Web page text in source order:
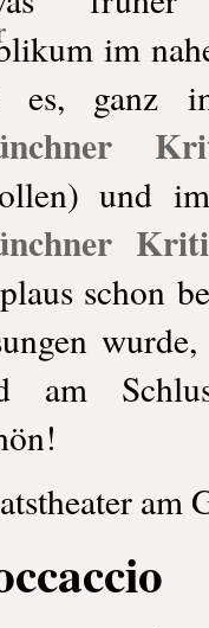
im
es, ganz
und
schon
am
am